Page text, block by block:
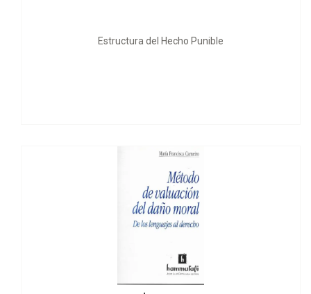
del Hecho Punible